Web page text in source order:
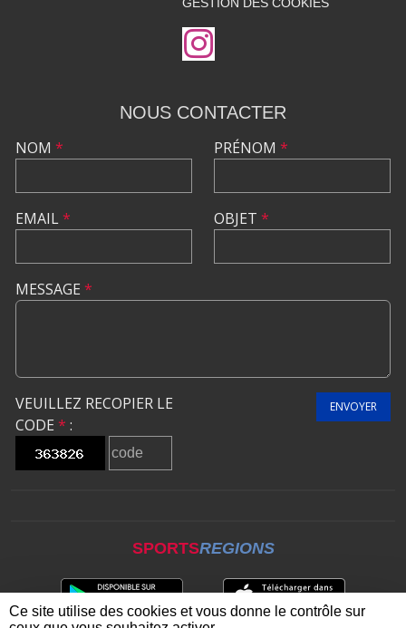
NOUS CONTACTER
NOM *
EMAIL*
PRÉNOM *
OBJET *
MESSAGE *
VEUILLEZ RECOPIER LE
CODE * :
ENVOYER
SPORTSREGIONS
Ce site utilise des cookies et vous donne le contrôle sur